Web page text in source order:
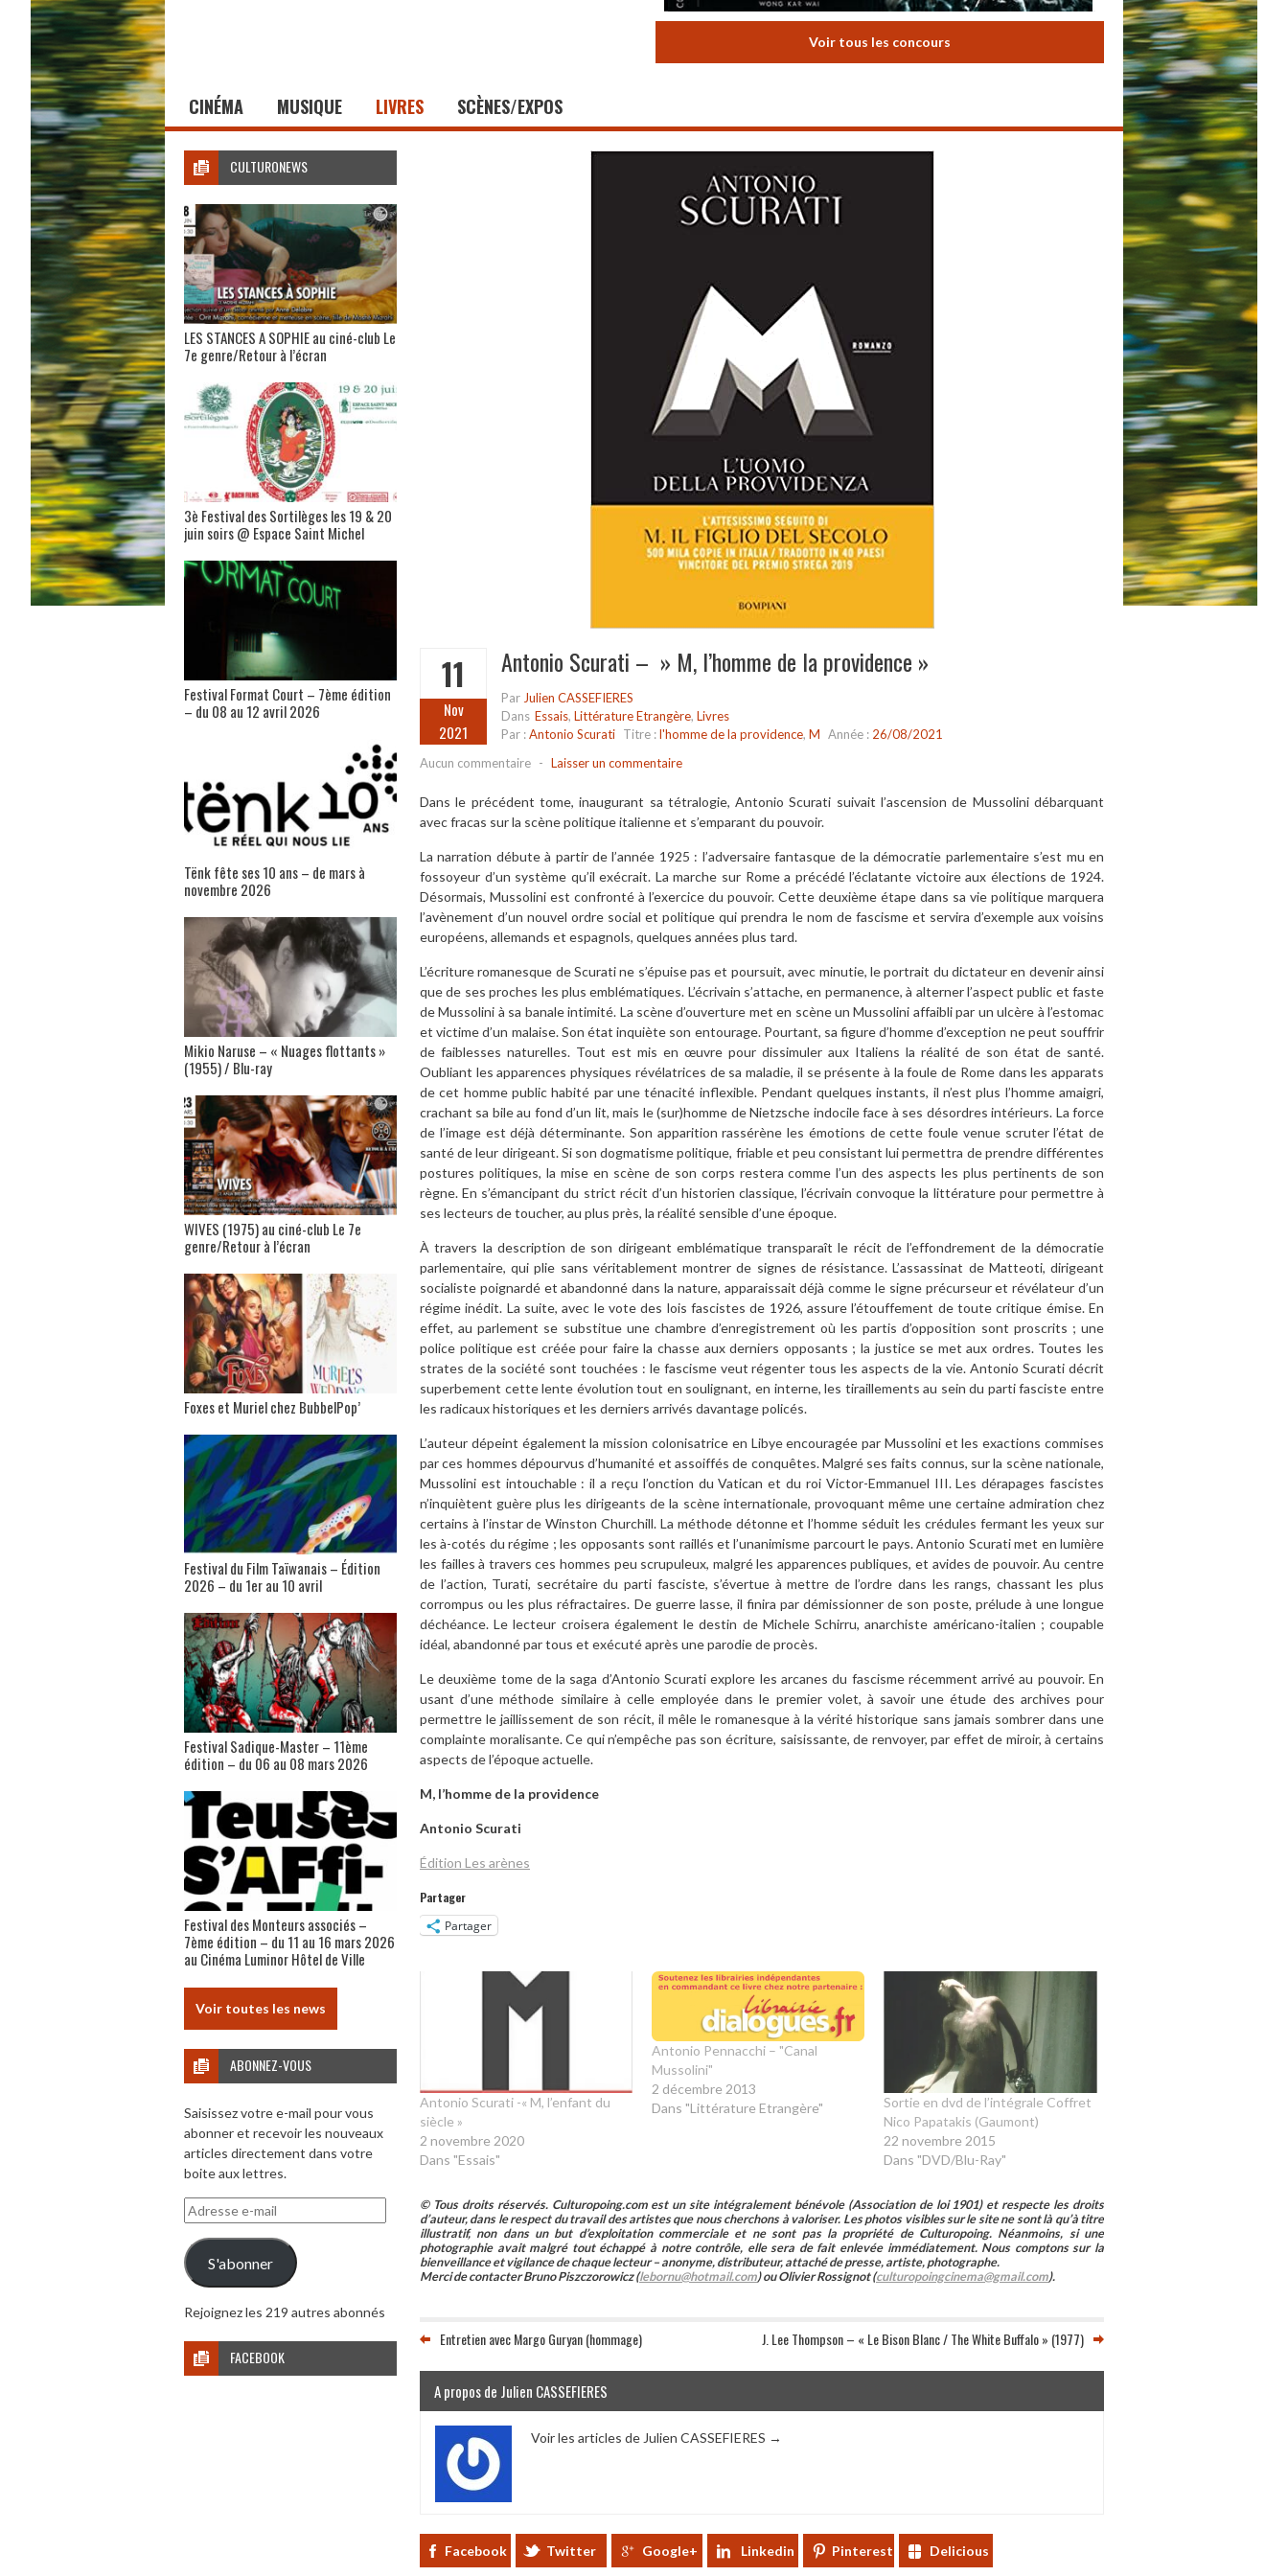
Voir tous les concours
CINÉMA MUSIQUE LIVRES SCÈNES/EXPOS
11
Nov
2021
Antonio Scurati – » M, l’homme de la providence »
Par Julien CASSEFIERES
Dans Essais, Littérature Etrangère, Livres
Par :Antonio Scurati Titre :l'homme de la providence, M Année : 26/08/2021
Aucun commentaire - Laisser un commentaire
Dans le précédent tome, inaugurant sa tétralogie, Antonio Scurati suivait l’ascension de Mussolini débarquant
avec fracas sur la scène politique italienne et s’emparant du pouvoir.
La narration débute à partir de l’année 1925 : l’adversaire fantasque de la démocratie parlementaire s’est mu en
fossoyeur d’un système qu’il exécrait. La marche sur Rome a précédé l’éclatante victoire aux élections de 1924.
Désormais, Mussolini est confronté à l’exercice du pouvoir. Cette deuxième étape dans sa vie politique marquera
l’avènement d’un nouvel ordre social et politique qui prendra le nom de fascisme et servira d’exemple aux voisins
européens, allemands et espagnols, quelques années plus tard.
L’écriture romanesque de Scurati ne s’épuise pas et poursuit, avec minutie, le portrait du dictateur en devenir ainsi
que de ses proches les plus emblématiques. L’écrivain s’attache, en permanence, à alterner l’aspect public et faste
de Mussolini à sa banale intimité. La scène d’ouverture met en scène un Mussolini affaibli par un ulcère à l’estomac
et victime d’un malaise. Son état inquiète son entourage. Pourtant, sa figure d’homme d’exception ne peut souffrir
de faiblesses naturelles. Tout est mis en œuvre pour dissimuler aux Italiens la réalité de son état de santé.
Oubliant les apparences physiques révélatrices de sa maladie, il se présente à la foule de Rome dans les apparats
de cet homme public habité par une ténacité inflexible. Pendant quelques instants, il n’est plus l’homme amaigri,
crachant sa bile au fond d’un lit, mais le (sur)homme de Nietzsche indocile face à ses désordres intérieurs. La force
de l’image est déjà déterminante. Son apparition rassérène les émotions de cette foule venue scruter l’état de
santé de leur dirigeant. Si son dogmatisme politique, friable et peu consistant lui permettra de prendre différentes
postures politiques, la mise en scène de son corps restera comme l’un des aspects les plus pertinents de son
règne. En s’émancipant du strict récit d’un historien classique, l’écrivain convoque la littérature pour permettre à
ses lecteurs de toucher, au plus près, la réalité sensible d’une époque.
À travers la description de son dirigeant emblématique transparaît le récit de l’effondrement de la démocratie
parlementaire, qui plie sans véritablement montrer de signes de résistance. L’assassinat de Matteoti, dirigeant
socialiste poignardé et abandonné dans la nature, apparaissait déjà comme le signe précurseur et révélateur d’un
régime inédit. La suite, avec le vote des lois fascistes de 1926, assure l’étouffement de toute critique émise. En
effet, au parlement se substitue une chambre d’enregistrement où les partis d’opposition sont proscrits ; une
police politique est créée pour faire la chasse aux derniers opposants ; la justice se met aux ordres. Toutes les
strates de la société sont touchées : le fascisme veut régenter tous les aspects de la vie. Antonio Scurati décrit
superbement cette lente évolution tout en soulignant, en interne, les tiraillements au sein du parti fasciste entre
les radicaux historiques et les derniers arrivés davantage policés.
L’auteur dépeint également la mission colonisatrice en Libye encouragée par Mussolini et les exactions commises
par ces hommes dépourvus d’humanité et assoiffés de conquêtes. Malgré ses faits connus, sur la scène nationale,
Mussolini est intouchable : il a reçu l’onction du Vatican et du roi Victor-Emmanuel III. Les dérapages fascistes
n’inquiètent guère plus les dirigeants de la scène internationale, provoquant même une certaine admiration chez
certains à l’instar de Winston Churchill. La méthode détonne et l’homme séduit les crédules fermant les yeux sur
les à-cotés du régime ; les opposants sont raillés et l’unanimisme parcourt le pays. Antonio Scurati met en lumière
les failles à travers ces hommes peu scrupuleux, malgré les apparences publiques, et avides de pouvoir. Au centre
de l’action, Turati, secrétaire du parti fasciste, s’évertue à mettre de l’ordre dans les rangs, chassant les plus
corrompus ou les plus réfractaires. De guerre lasse, il finira par démissionner de son poste, prélude à une longue
déchéance. Le lecteur croisera également le destin de Michele Schirru, anarchiste américano-italien ; coupable
idéal, abandonné par tous et exécuté après une parodie de procès.
Le deuxième tome de la saga d’Antonio Scurati explore les arcanes du fascisme récemment arrivé au pouvoir. En
usant d’une méthode similaire à celle employée dans le premier volet, à savoir une étude des archives pour
permettre le jaillissement de son récit, il mêle le romanesque à la vérité historique sans jamais sombrer dans une
complainte moralisante. Ce qui n’empêche pas son écriture, saisissante, de renvoyer, par effet de miroir, à certains
aspects de l’époque actuelle.
M, l’homme de la providence
Antonio Scurati
Édition Les arènes
Partager
Partager
Antonio Scurati -« M, l’enfant du
siècle »
2 novembre 2020
Dans "Essais"
Antonio Pennacchi – "Canal
Mussolini"
2 décembre 2013
Dans "Littérature Etrangère"
Sortie en dvd de l’intégrale Coffret
Nico Papatakis (Gaumont)
22 novembre 2015
Dans "DVD/Blu-Ray"
© Tous droits réservés. Culturopoing.com est un site intégralement bénévole (Association de loi 1901) et respecte les droits
d’auteur, dans le respect du travail des artistes que nous cherchons à valoriser. Les photos visibles sur le site ne sont là qu’à titre
illustratif, non dans un but d’exploitation commerciale et ne sont pas la propriété de Culturopoing. Néanmoins, si une
photographie avait malgré tout échappé à notre contrôle, elle sera de fait enlevée immédiatement. Nous comptons sur la
bienveillance et vigilance de chaque lecteur – anonyme, distributeur, attaché de presse, artiste, photographe.
Merci de contacter Bruno Piszczorowicz (lebornu@hotmail.com) ou Olivier Rossignot (culturopoingcinema@gmail.com).
Entretien avec Margo Guryan (hommage) J. Lee Thompson – « Le Bison Blanc / The White Buffalo » (1977)
A propos de Julien CASSEFIERES
Voir les articles de Julien CASSEFIERES →
Facebook Twitter Google+ Linkedin Pinterest Delicious
CULTURONEWS
LES STANCES A SOPHIE au ciné-club Le
7e genre/Retour à l’écran
3è Festival des Sortilèges les 19 & 20
juin soirs @ Espace Saint Michel
Festival Format Court – 7ème édition
– du 08 au 12 avril 2026
Tënk fête ses 10 ans – de mars à
novembre 2026
Mikio Naruse – « Nuages flottants »
(1955) / Blu-ray
WIVES (1975) au ciné-club Le 7e
genre/Retour à l’écran
Foxes et Muriel chez BubbelPop’
Festival du Film Taïwanais – Édition
2026 – du 1er au 10 avril
Festival Sadique-Master – 11ème
édition – du 06 au 08 mars 2026
Festival des Monteurs associés –
7ème édition – du 11 au 16 mars 2026
au Cinéma Luminor Hôtel de Ville
Voir toutes les news
ABONNEZ-VOUS
Saisissez votre e-mail pour vous
abonner et recevoir les nouveaux
articles directement dans votre
boite aux lettres.
Adresse
e-
mail
S'abonner
Rejoignez les 219 autres abonnés
FACEBOOK